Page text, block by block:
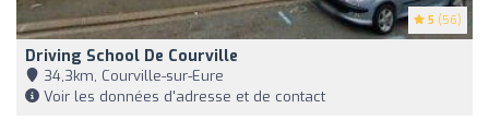
5 (56)
Driving School De Courville
34,3km, Courville-sur-Eure
Voir les données d'adresse et de contact